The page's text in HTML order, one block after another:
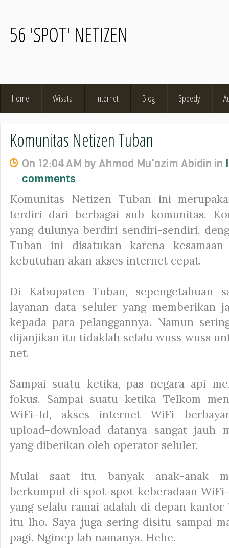
56 'SPOT' NETIZEN
Home Wisata Internet Blog Speedy
Komunitas Netizen Tuban
On 12:04 AM by Ahmad Mu'azim Abidin in
comments
Komunitas Netizen Tuban ini
terdiri dari berbagai sub komunitas.
yang dulunya berdiri sendiri-sendiri,
Tuban ini disatukan karena
kebutuhan akan akses internet cepat.
Di Kabupaten Tuban, sepengetahuan
layanan data seluler yang memberikan
kepada para pelanggannya. Namun
dijanjikan itu tidaklah selaluwuss wuss
net.
Sampai suatu ketika, pas negara api
fokus. Sampai suatu ketika Telkom
WiFi-Id, akses internet WiFi
upload-download datanya sangat jauh
yang diberikan oleh operator seluler.
Mulai saat itu, banyak anak-anak
berkumpul di spot-spot keberadaan
yang selalu ramai adalah di depan
itu lho. Saya juga sering disitu sampai
pagi. Nginep lah namanya. Hehe.